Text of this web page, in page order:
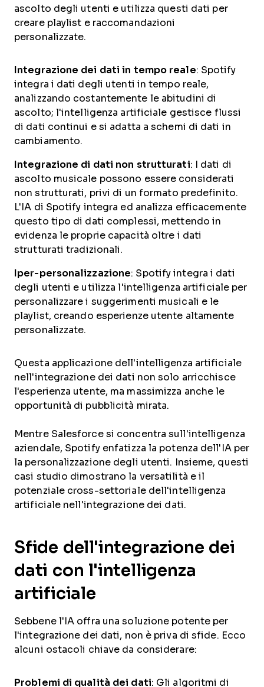
ascolto degli utenti e utilizza questi dati per
creare playlist e raccomandazioni
personalizzate.
Integrazione dei dati in tempo reale: Spotify
integra i dati degli utenti in tempo reale,
analizzando costantemente le abitudini di
ascolto; l'intelligenza artificiale gestisce flussi
di dati continui e si adatta a schemi di dati in
cambiamento.
Integrazione di dati non strutturati: I dati di
ascolto musicale possono essere considerati
non strutturati, privi di un formato predefinito.
L'IA di Spotify integra ed analizza efficacemente
questo tipo di dati complessi, mettendo in
evidenza le proprie capacità oltre i dati
strutturati tradizionali.
Iper-personalizzazione: Spotify integra i dati
degli utenti e utilizza l'intelligenza artificiale per
personalizzare i suggerimenti musicali e le
playlist, creando esperienze utente altamente
personalizzate.
Questa applicazione dell'intelligenza artificiale
nell'integrazione dei dati non solo arricchisce
l'esperienza utente, ma massimizza anche le
opportunità di pubblicità mirata.
Mentre Salesforce si concentra sull'intelligenza
aziendale, Spotify enfatizza la potenza dell'IA per
la personalizzazione degli utenti. Insieme, questi
casi studio dimostrano la versatilità e il
potenziale cross-settoriale dell'intelligenza
artificiale nell'integrazione dei dati.
Sfide dell'integrazione dei
dati con l'intelligenza
artificiale
Sebbene l'IA offra una soluzione potente per
l'integrazione dei dati, non è priva di sfide. Ecco
alcuni ostacoli chiave da considerare:
Problemi di qualità dei dati: Gli algoritmi di